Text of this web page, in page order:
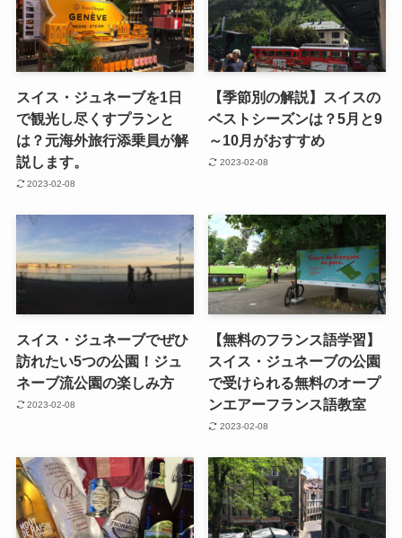
スイス・ジュネーブを1日
で観光し尽くすプランと
は？元海外旅行添乗員が解
説します。
2023-02-08
【季節別の解説】スイスの
ベストシーズンは？5月と9
～10月がおすすめ
2023-02-08
スイス・ジュネーブでぜひ
訪れたい5つの公園！ジュ
ネーブ流公園の楽しみ方
2023-02-08
【無料のフランス語学習】
スイス・ジュネーブの公園
で受けられる無料のオープ
ンエアーフランス語教室
2023-02-08